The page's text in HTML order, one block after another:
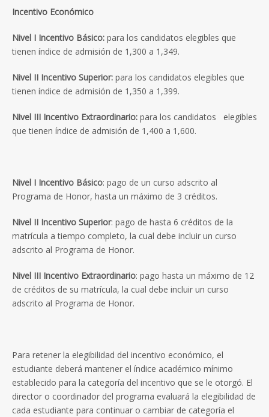
Incentivo Económico
Nivel I Incentivo Básico: para los candidatos elegibles que
tienen índice de admisión de 1,300 a 1,349.
Nivel II Incentivo Superior: para los candidatos elegibles que
tienen índice de admisión de 1,350 a 1,399.
Nivel III Incentivo Extraordinario: para los candidatos elegibles
que tienen índice de admisión de 1,400 a 1,600.
Nivel I Incentivo Básico: pago de un curso adscrito al
Programa de Honor, hasta un máximo de 3 créditos.
Nivel II Incentivo Superior: pago de hasta 6 créditos de la
matrícula a tiempo completo, la cual debe incluir un curso
adscrito al Programa de Honor.
Nivel III Incentivo Extraordinario: pago hasta un máximo de 12
de créditos de su matrícula, la cual debe incluir un curso
adscrito al Programa de Honor.
Para retener la elegibilidad del incentivo económico, el
estudiante deberá mantener el índice académico mínimo
establecido para la categoría del incentivo que se le otorgó. El
director o coordinador del programa evaluará la elegibilidad de
cada estudiante para continuar o cambiar de categoría el